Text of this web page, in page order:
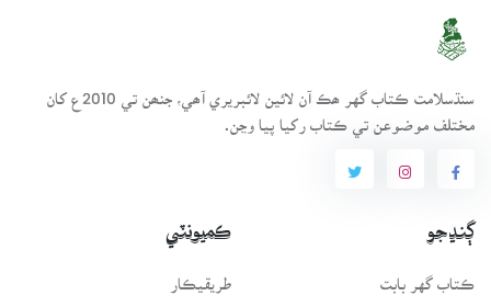
سنڌسلامت ڪتاب گهر ھڪ آن لائين لائبريري آھي، جنھن تي 2010ع کان
مختلف موضوعن تي ڪتاب رکيا پيا وڃن.
ڳنڍجو
ڪتاب گهر بابت
ڪميونٽي
طريقيڪار